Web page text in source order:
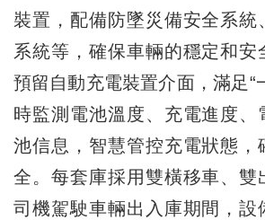
裝置，配備防墜災備安全系統
系統等，確保車輛的穩定和安
預留自動充電裝置介面，滿足“
時監測電池溫度、充電進度、
池信息，智慧管控充電狀態，
全。每套庫採用雙橫移車、雙
司機駕駛車輛出入庫期間，設